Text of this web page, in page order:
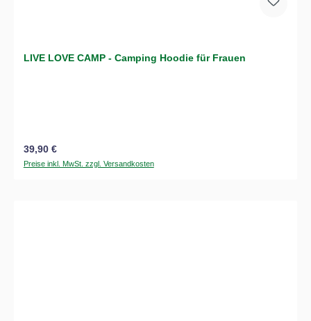
LIVE LOVE CAMP - Camping Hoodie für Frauen
Regulärer Preis:
39,90 €
Preise inkl. MwSt. zzgl. Versandkosten